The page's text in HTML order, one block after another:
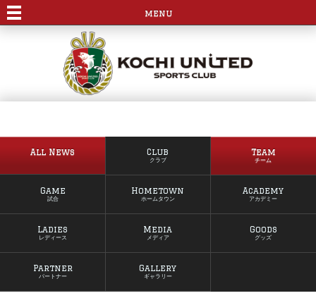
menu
All News Club
クラブ
Team
チーム
Game
試合
Hometown
ホームタウン
Academy
アカデミー
Ladies
レディース
Media
メディア
Goods
グッズ
Partner
パートナー
Gallery
ギャラリー